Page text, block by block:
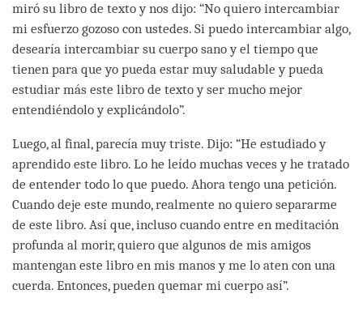
miró su libro de texto y nos dijo: “No quiero intercambiar
mi esfuerzo gozoso con ustedes. Si puedo intercambiar algo,
desearía intercambiar su cuerpo sano y el tiempo que
tienen para que yo pueda estar muy saludable y pueda
estudiar más este libro de texto y ser mucho mejor
entendiéndolo y explicándolo”.
Luego, al final, parecía muy triste. Dijo: “He estudiado y
aprendido este libro. Lo he leído muchas veces y he tratado
de entender todo lo que puedo. Ahora tengo una petición.
Cuando deje este mundo, realmente no quiero separarme
de este libro. Así que, incluso cuando entre en meditación
profunda al morir, quiero que algunos de mis amigos
mantengan este libro en mis manos y me lo aten con una
cuerda. Entonces, pueden quemar mi cuerpo así”.